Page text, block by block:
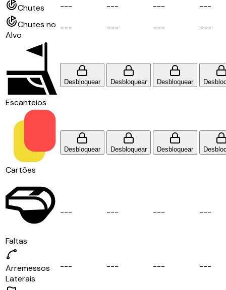
Chutes --- --- --- ---
Chutes no
Alvo
--- --- --- ---
Escanteios
Desbloquear Desbloquear Desbloquear
Cartões
Desbloquear Desbloquear Desbloquear
Faltas
--- --- --- ---
Arremessos
Laterais
--- --- --- ---